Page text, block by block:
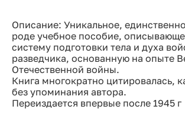
Описание: Уникальное,
роде учебное пособие,
систему подготовки тела и духа
разведчика, основанную на опыте
Отечественной войны.
Книга многократно цитировалась,
без упоминания автора.
Переиздается впервые после 1945 г